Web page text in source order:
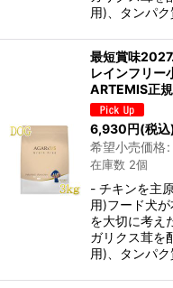
用)、タンパ
最短賞味
レインフリー
ARTEMIS正
6,930円(税込
希望小売価格:
在庫数 2個
- チキンを主
用)フード犬
を大切に考え
ガリクス茸を
用)、タンパ